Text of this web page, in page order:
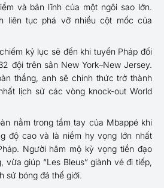
và bản lĩnh của một ngôi sao lớn.
liên tục phá vỡ nhiều cột mốc của
kỷ lục sẽ đến khi tuyển Pháp đối
đội trên sân New York–New Jersey.
thắng, anh sẽ chính thức trở thành
lịch sử các vòng knock-out World
nằm trong tầm tay của Mbappé khi
độ cao và là niềm hy vọng lớn nhất
Người hâm mộ kỳ vọng tiền đạo
vừa giúp “Les Bleus” giành vé đi tiếp,
sử bóng đá thế giới.